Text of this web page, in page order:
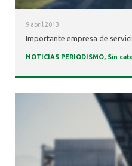
9 abril 2013
Importante empresa de
NOTICIAS PERIODISMO, Sin